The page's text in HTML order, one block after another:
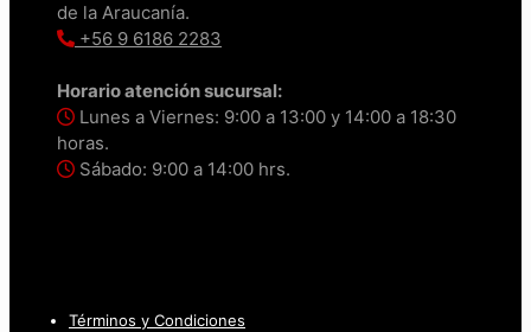
de la Araucanía.
+56 9 6186 2283
Horario atención sucursal:
Lunes a Viernes: 9:00 a 13:00 y 14:00 a 18:30
horas.
Sábado: 9:00 a 14:00 hrs.
Términos y Condiciones